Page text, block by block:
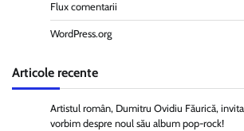
Flux comentarii
WordPress.org
Articole recente
Artistul român, Dumitru Ovidiu Făurică,
vorbim despre noul său album pop-rock!